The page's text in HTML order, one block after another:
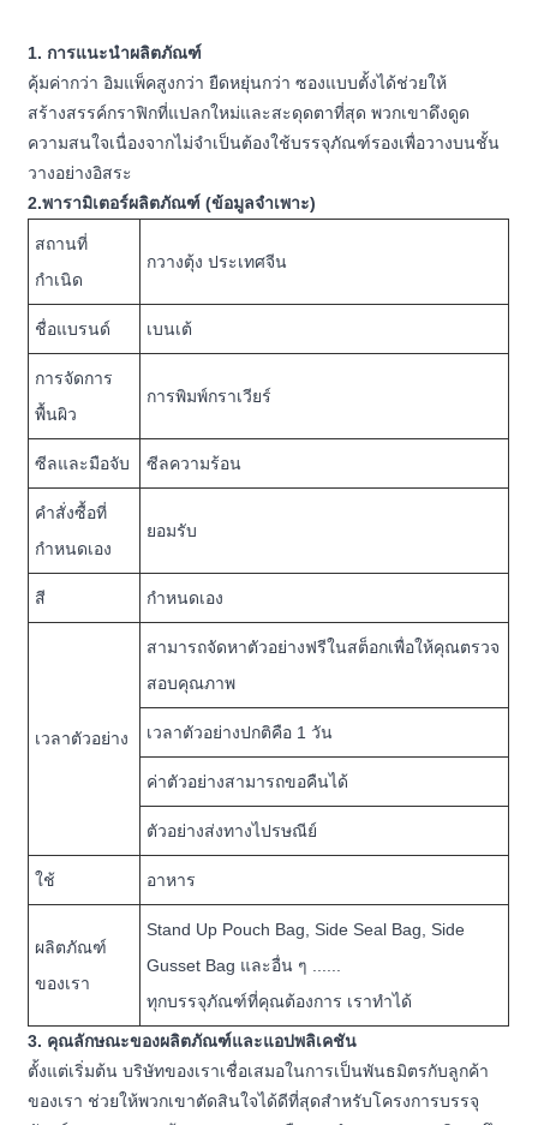
1. การแนะนำผลิตภัณฑ์
คุ้มค่ากว่า อิมแพ็คสูงกว่า ยืดหยุ่นกว่า ซองแบบตั้งได้ช่วยให้
สร้างสรรค์กราฟิกที่แปลกใหม่และสะดุดตาที่สุด พวกเขาดึงดูด
ความสนใจเนื่องจากไม่จำเป็นต้องใช้บรรจุภัณฑ์รองเพื่อวางบนชั้น
วางอย่างอิสระ
2.พารามิเตอร์ผลิตภัณฑ์ (ข้อมูลจำเพาะ)
สถานที่
กำเนิด
กวางตุ้ง ประเทศจีน
ชื่อแบรนด์ เบนเต้
การจัดการ
พื้นผิว
การพิมพ์กราเวียร์
ซีลและมือจับ ซีลความร้อน
คำสั่งซื้อที่
กำหนดเอง
ยอมรับ
สี กำหนดเอง
เวลาตัวอย่าง
สามารถจัดหาตัวอย่างฟรีในสต็อกเพื่อให้คุณตรวจ
สอบคุณภาพ
เวลาตัวอย่างปกติคือ 1 วัน
ค่าตัวอย่างสามารถขอคืนได้
ตัวอย่างส่งทางไปรษณีย์
ใช้ อาหาร
ผลิตภัณฑ์
ของเรา
Stand Up Pouch Bag, Side Seal Bag, Side
Gusset Bag และอื่น ๆ ......
ทุกบรรจุภัณฑ์ที่คุณต้องการ เราทำได้
3. คุณลักษณะของผลิตภัณฑ์และแอปพลิเคชัน
ตั้งแต่เริ่มต้น บริษัทของเราเชื่อเสมอในการเป็นพันธมิตรกับลูกค้า
ของเรา ช่วยให้พวกเขาตัดสินใจได้ดีที่สุดสำหรับโครงการบรรจุ